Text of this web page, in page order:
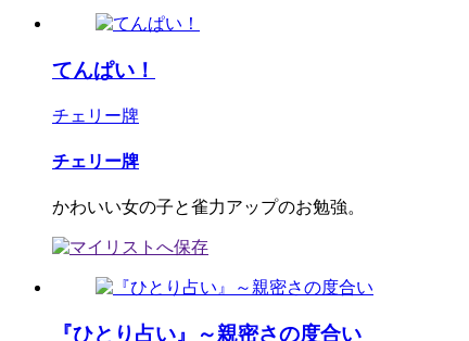
てんぱい！
チェリー牌
チェリー牌
かわいい女の子と雀力アップのお勉強。
『ひとり占い』～親密さの度合い